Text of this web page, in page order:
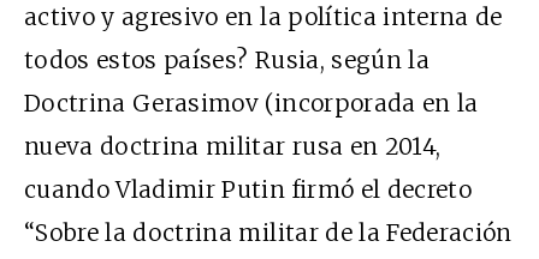
activo y agresivo en la política interna de
todos estos países? Rusia, según la
Doctrina Gerasimov (incorporada en la
nueva doctrina militar rusa en 2014,
cuando Vladimir Putin firmó el decreto
“Sobre la doctrina militar de la Federación